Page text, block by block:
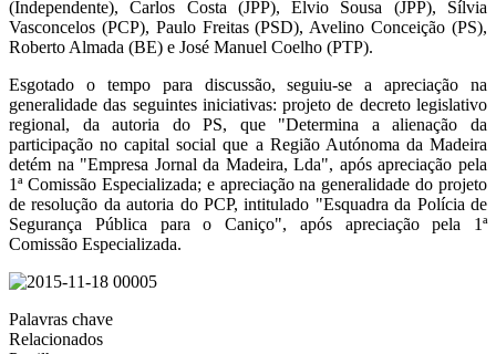
(Independente), Carlos Costa (JPP), Élvio Sousa (JPP), Sílvia
Vasconcelos (PCP), Paulo Freitas (PSD), Avelino Conceição (PS),
Roberto Almada (BE) e José Manuel Coelho (PTP).
Esgotado o tempo para discussão, seguiu-se a apreciação na
generalidade das seguintes iniciativas: projeto de decreto legislativo
regional, da autoria do PS, que "Determina a alienação da
participação no capital social que a Região Autónoma da Madeira
detém na "Empresa Jornal da Madeira, Lda", após apreciação pela
1ª Comissão Especializada; e apreciação na generalidade do projeto
de resolução da autoria do PCP, intitulado "Esquadra da Polícia de
Segurança Pública para o Caniço", após apreciação pela 1ª
Comissão Especializada.
Palavras chave
Relacionados